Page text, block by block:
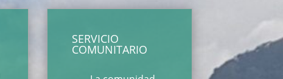
SERVICIO
COMUNITARIO